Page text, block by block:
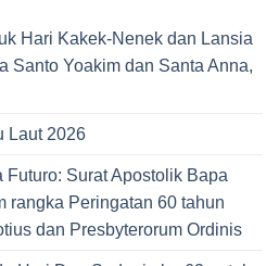
Hari Kakek-Nenek dan Lansia
Santo Yoakim dan Santa Anna,
Laut 2026
Surat Apostolik Bapa
rangka Peringatan 60 tahun
dan Presbyterorum Ordinis